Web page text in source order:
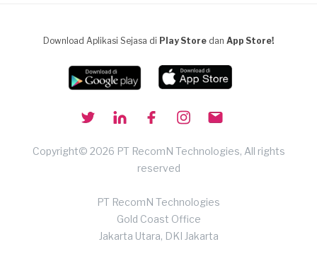
Download Aplikasi Sejasa di Play Store dan App Store!
Copyright© 2026 PT RecomN Technologies, All rights
reserved
PT RecomN Technologies
Gold Coast Office
Jakarta Utara, DKI Jakarta